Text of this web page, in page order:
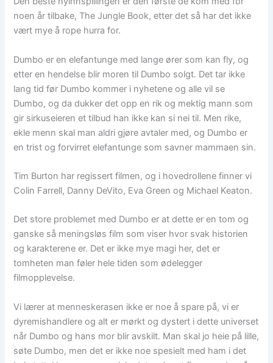
noen år tilbake, The Jungle Book, etter det så har det ikke
vært mye å rope hurra for.
Dumbo er en elefantunge med lange ører som kan fly, og
etter en hendelse blir moren til Dumbo solgt. Det tar ikke
lang tid før Dumbo kommer i nyhetene og alle vil se
Dumbo, og da dukker det opp en rik og mektig mann som
gir sirkuseieren et tilbud han ikke kan si nei til. Men rike,
ekle menn skal man aldri gjøre avtaler med, og Dumbo er
en trist og forvirret elefantunge som savner mammaen sin.
Tim Burton har regissert filmen, og i hovedrollene finner vi
Colin Farrell, Danny DeVito, Eva Green og Michael Keaton.
Det store problemet med Dumbo er at dette er en tom og
ganske så meningsløs film som viser hvor svak historien
og karakterene er. Det er ikke mye magi her, det er
tomheten man føler hele tiden som ødelegger
filmopplevelse.
Vi lærer at menneskerasen ikke er noe å spare på, vi er
dyremishandlere og alt er mørkt og dystert i dette universet
når Dumbo og hans mor blir avskilt. Man skal jo heie på lille,
søte Dumbo, men det er ikke noe spesielt med ham i det